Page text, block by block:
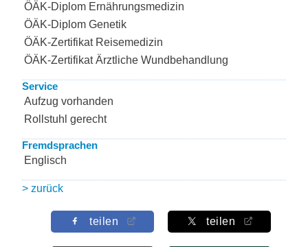
ÖÄK-Diplom Ernährungsmedizin
ÖÄK-Diplom Genetik
ÖÄK-Zertifikat Reisemedizin
ÖÄK-Zertifikat Ärztliche Wundbehandlung
Service
Aufzug vorhanden
Rollstuhl gerecht
Fremdsprachen
Englisch
> zurück
teilen teilen